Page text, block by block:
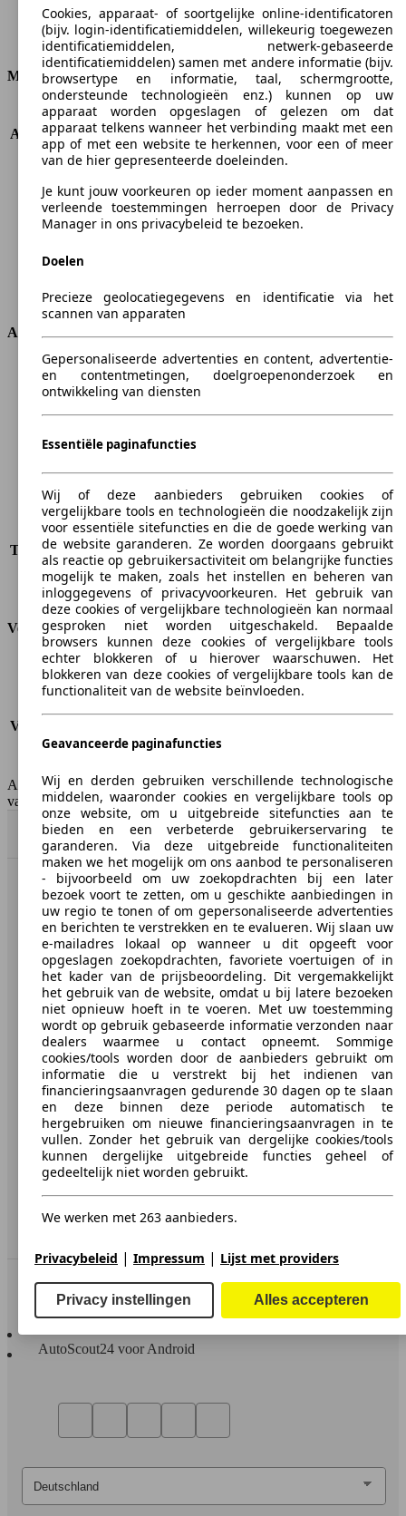
Ø 7.2 l/100km
Verbruik
Motor & Vermogen
KW (PS)
86 kW (117 PS)
Acceleratie (0-100 km/h) 12.9s
Topsnelheid (km/h)
185 km/h
Aantal versnellingen
Koppel
175 nm
Cilinderinhoud
1796 ccm
Brandstof
Benzine
Cilinders
Aandrijving
Voorwielaandrijving
Afmetingen
Lengte
4656 mm
Hoogte
1685 mm
Maximaal gewicht
2150 kg
Maximale lading
564 kg
Deuren
5
Stoelen
5
Dakbelasting
-
Trekgewicht (ongeremd) -
Trekgewicht (geremd)
800 kg
Kofferbak capaciteit
152 - 1860 l
Verbruik
CO2-uitstoot*
169 g/km (komb.)
Verbruik (stad)
9.7 l/100km
Verbruik (gemiddeld)*
Emissieklasse
Euro 5
AutoScout24 Belgium NV is niet aansprakelijk voor de juistheid
van de gegevens.
Naar boven
AutoScout24: de grootste online automarkt in Europa.
AutoScout24
Over AutoScout24
Pers
Disclaimer
Wettelijke rechten
Privacy
Media
Toegankelijkheidsverklaring
In contact te blijven
AutoScout24 voor Android
Cookies, apparaat- of soortgelijke online-identificatoren
(bijv. login-identificatiemiddelen, willekeurig toegewezen
identificatiemiddelen, netwerk-gebaseerde
identificatiemiddelen) samen met andere informatie (bijv.
browsertype en informatie, taal, schermgrootte,
ondersteunde technologieën enz.) kunnen op uw
apparaat worden opgeslagen of gelezen om dat
apparaat telkens wanneer het verbinding maakt met een
app of met een website te herkennen, voor een of meer
van de hier gepresenteerde doeleinden.
Je kunt jouw voorkeuren op ieder moment aanpassen en
verleende toestemmingen herroepen door de Privacy
Manager in ons privacybeleid te bezoeken.
Doelen
Precieze geolocatiegegevens en identificatie via het
scannen van apparaten
Gepersonaliseerde advertenties en content, advertentie-
en contentmetingen, doelgroepenonderzoek en
ontwikkeling van diensten
Essentiële paginafuncties
Wij of deze aanbieders gebruiken cookies of
vergelijkbare tools en technologieën die noodzakelijk zijn
voor essentiële sitefuncties en die de goede werking van
de website garanderen. Ze worden doorgaans gebruikt
als reactie op gebruikersactiviteit om belangrijke functies
mogelijk te maken, zoals het instellen en beheren van
inloggegevens of privacyvoorkeuren. Het gebruik van
deze cookies of vergelijkbare technologieën kan normaal
gesproken niet worden uitgeschakeld. Bepaalde
browsers kunnen deze cookies of vergelijkbare tools
echter blokkeren of u hierover waarschuwen. Het
blokkeren van deze cookies of vergelijkbare tools kan de
functionaliteit van de website beïnvloeden.
Geavanceerde paginafuncties
Wij en derden gebruiken verschillende technologische
middelen, waaronder cookies en vergelijkbare tools op
onze website, om u uitgebreide sitefuncties aan te
bieden en een verbeterde gebruikerservaring te
garanderen. Via deze uitgebreide functionaliteiten
maken we het mogelijk om ons aanbod te personaliseren
- bijvoorbeeld om uw zoekopdrachten bij een later
bezoek voort te zetten, om u geschikte aanbiedingen in
uw regio te tonen of om gepersonaliseerde advertenties
en berichten te verstrekken en te evalueren. Wij slaan uw
e-mailadres lokaal op wanneer u dit opgeeft voor
opgeslagen zoekopdrachten, favoriete voertuigen of in
het kader van de prijsbeoordeling. Dit vergemakkelijkt
het gebruik van de website, omdat u bij latere bezoeken
niet opnieuw hoeft in te voeren. Met uw toestemming
wordt op gebruik gebaseerde informatie verzonden naar
dealers waarmee u contact opneemt. Sommige
cookies/tools worden door de aanbieders gebruikt om
informatie die u verstrekt bij het indienen van
financieringsaanvragen gedurende 30 dagen op te slaan
en deze binnen deze periode automatisch te
hergebruiken om nieuwe financieringsaanvragen in te
vullen. Zonder het gebruik van dergelijke cookies/tools
kunnen dergelijke uitgebreide functies geheel of
gedeeltelijk niet worden gebruikt.
We werken met 263 aanbieders.
Privacybeleid | Impressum | Lijst met providers
Privacy instellingen Alles accepteren